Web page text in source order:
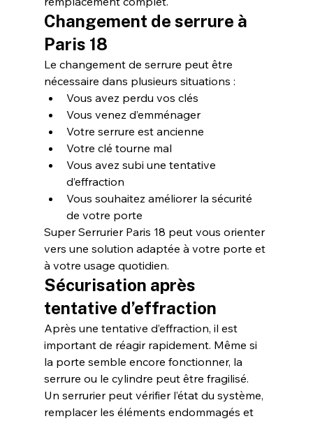
Changement de serrure à
Paris 18
Le changement de serrure peut être
nécessaire dans plusieurs situations :
Vous avez perdu vos clés
Vous venez d’emménager
Votre serrure est ancienne
Votre clé tourne mal
Vous avez subi une tentative
d’effraction
Vous souhaitez améliorer la sécurité
de votre porte
Super Serrurier Paris 18 peut vous orienter
vers une solution adaptée à votre porte et
à votre usage quotidien.
Sécurisation après
tentative d’effraction
Après une tentative d’effraction, il est
important de réagir rapidement. Même si
la porte semble encore fonctionner, la
serrure ou le cylindre peut être fragilisé.
Un serrurier peut vérifier l’état du système,
remplacer les éléments endommagés et